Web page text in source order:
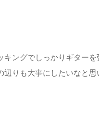
ングでしっかりギターを
りも大事にしたいなと思